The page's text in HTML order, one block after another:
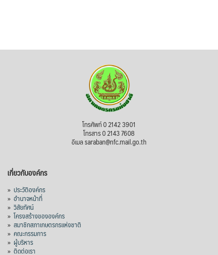
โทรศัพท์ 0 2142 3901
โทรสาร 0 2143 7608
อีเมล saraban@nfc.mail.go.th
เกี่ยวกับองค์กร
» ประวัติองค์กร
» อำนาจหน้าที่
» วิสัยทัศน์
» โครงสร้างขององค์กร
» สมาชิกสภาเกษตรกรแห่งชาติ
» คณะกรรมการ
» ผู้บริหาร
» ติดต่อเรา